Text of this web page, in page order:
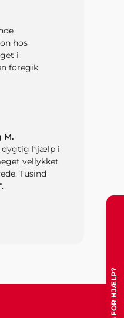
hos
i
foregik
M.
dygtig hjælp i
vellykket
Tusind